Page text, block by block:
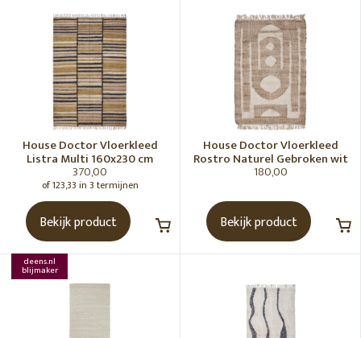
House Doctor Vloerkleed
Listra Multi 160x230 cm
370,00
of 123,33 in 3 termijnen
Bekijk product
House Doctor Vloerkleed
Rostro Naturel Gebroken wit
180,00
Bekijk product
deens.nl
blijmaker